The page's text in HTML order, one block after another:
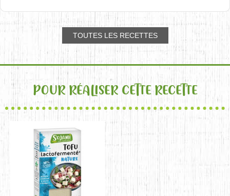
TOUTES LES RECETTES
POUR RÉALISER CETTE RECETTE